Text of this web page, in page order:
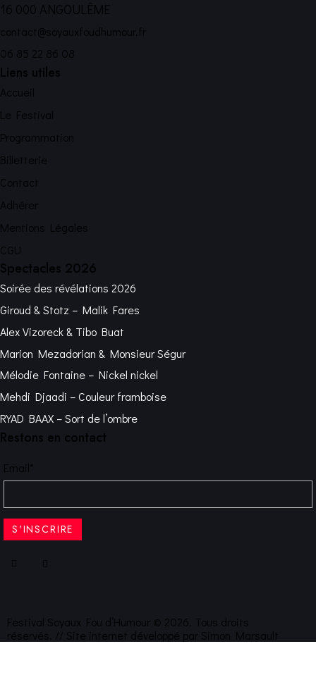
16 000 ANGOULÊME
contact@soyauxfoudhumour.fr
06 85 22 86 08
Liens utiles
Accueil
Le Festival
Programmation
Billetterie
Contact
Adhérer
Mentions Légales
CGU
Spectacles 2026
Soirée des révélations 2026
Giroud & Stotz – Malik Fares
Alex Vizoreck & Tibo Buat
Marion Mezadorian & Monsieur Ségur
Mélodie Fontaine – Nickel nickel
Mehdi Djaadi – Couleur framboise
RYAD BAAX – Sort de l’ombre
Restons en contact
Email*
Festival Soyaux Fou d’Humour © 2026. Tous droits
réservés. // Site internet développé par Simon Marsault